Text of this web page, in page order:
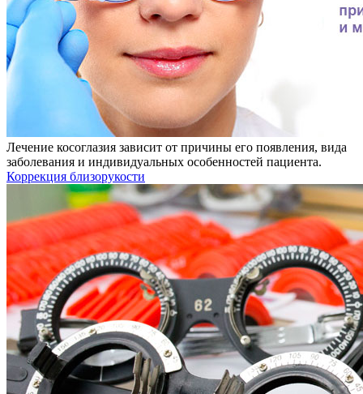
Лечение косоглазия зависит от причины его появления, вида
заболевания и индивидуальных особенностей пациента.
Коррекция близорукости